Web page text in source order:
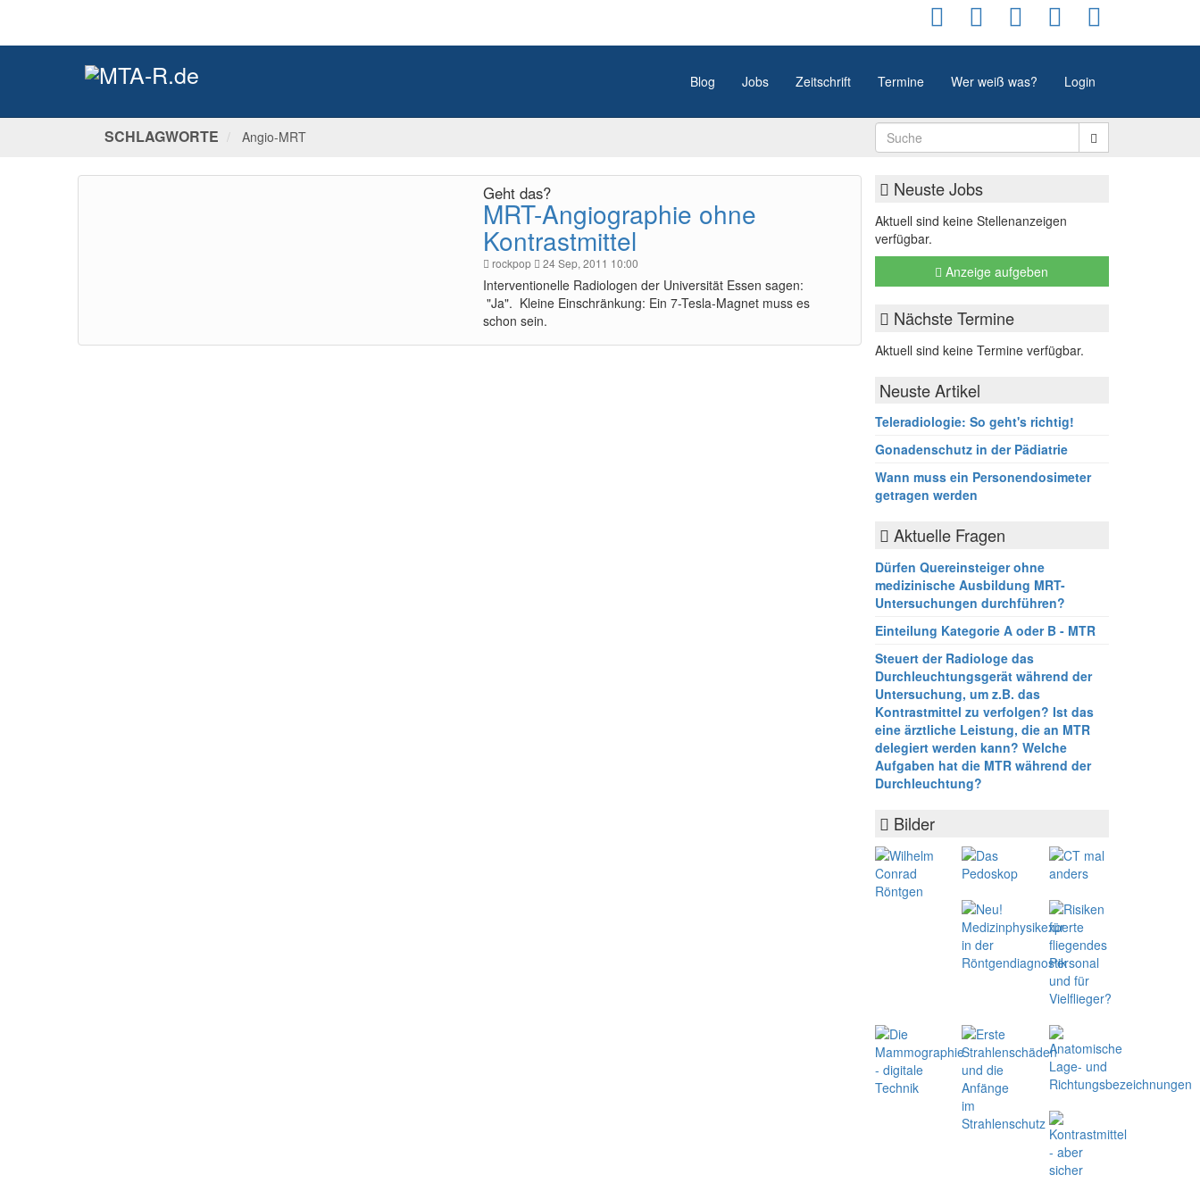
Blog Jobs Zeitschrift Termine Wer weiß was? Login
SCHLAGWORTE Angio-MRT
Geht das?
MRT-Angiographie ohne
Kontrastmittel
rockpop 24 Sep, 2011 10:00
Interventionelle Radiologen der Universität Essen sagen:
"Ja". Kleine Einschränkung: Ein 7-Tesla-Magnet muss es
schon sein.
Neuste Jobs
Aktuell sind keine Stellenanzeigen
verfügbar.
Anzeige aufgeben
Nächste Termine
Aktuell sind keine Termine verfügbar.
Neuste Artikel
Teleradiologie: So geht's richtig!
Gonadenschutz in der Pädiatrie
Wann muss ein Personendosimeter
getragen werden
Aktuelle Fragen
Dürfen Quereinsteiger ohne
medizinische Ausbildung MRT-
Untersuchungen durchführen?
Einteilung Kategorie A oder B - MTR
Steuert der Radiologe das
Durchleuchtungsgerät während der
Untersuchung, um z.B. das
Kontrastmittel zu verfolgen? Ist das
eine ärztliche Leistung, die an MTR
delegiert werden kann? Welche
Aufgaben hat die MTR während der
Durchleuchtung?
Bilder